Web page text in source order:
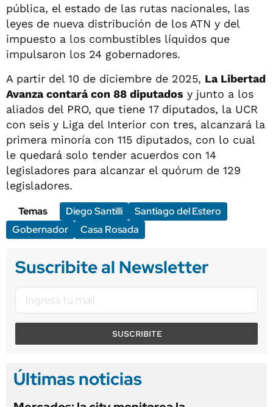
pública, el estado de las rutas nacionales, las
leyes de nueva distribución de los ATN y del
impuesto a los combustibles líquidos que
impulsaron los 24 gobernadores.
A partir del 10 de diciembre de 2025, La Libertad
Avanza contará con 88 diputados y junto a los
aliados del PRO, que tiene 17 diputados, la UCR
con seis y Liga del Interior con tres, alcanzará la
primera minoría con 115 diputados, con lo cual
le quedará solo tender acuerdos con 14
legisladores para alcanzar el quórum de 129
legisladores.
Temas
Diego Santilli
Santiago del Estero
Gobernador
Casa Rosada
Suscribite al Newsletter
SUSCRIBITE
Últimas noticias